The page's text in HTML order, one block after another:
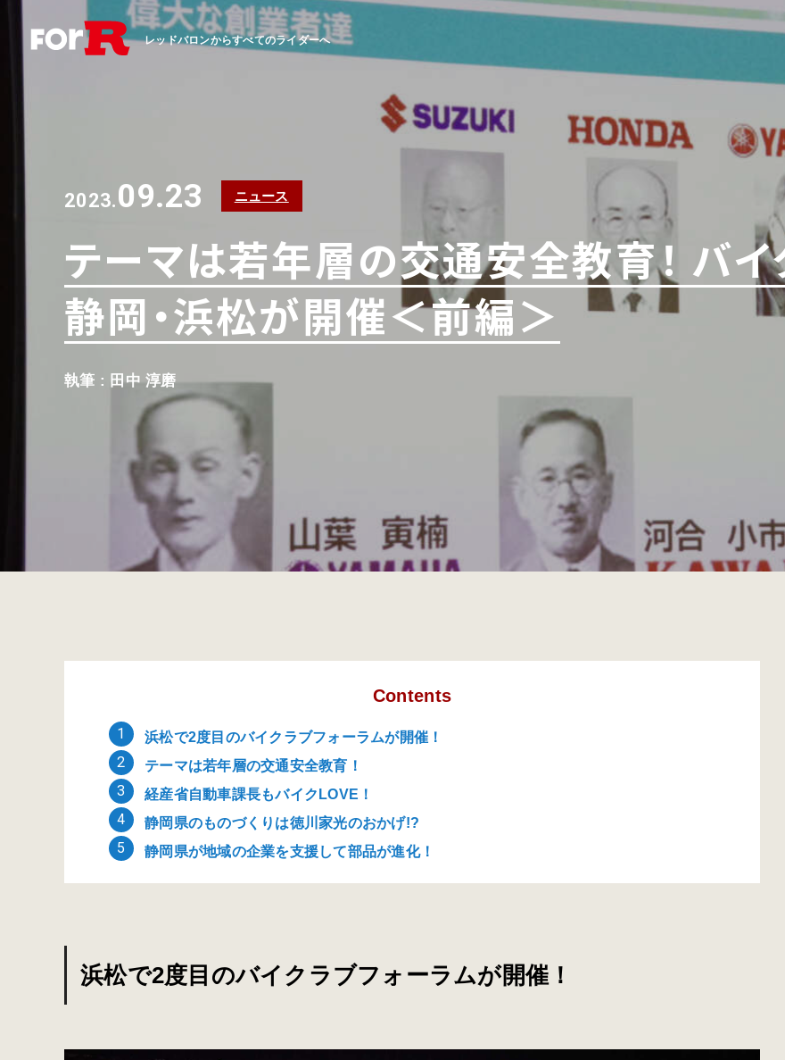
レッドバロンからすべてのライダーへ
2023.09.23 ニュース
テーマは若年層の交通安全教育！ バイ
静岡・浜松が開催＜前編＞
執筆 : 田中 淳磨
Contents
浜松で2度目のバイクラブフォーラムが開催！
テーマは若年層の交通安全教育！
経産省自動車課長もバイクLOVE！
静岡県のものづくりは徳川家光のおかげ!?
静岡県が地域の企業を支援して部品が進化！
浜松で2度目のバイクラブフォーラムが開催！